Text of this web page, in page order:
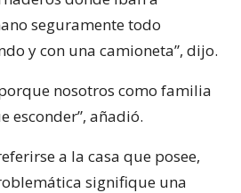
seguramente todo
y con una camioneta”, dijo.
nosotros como familia
esconder”, añadió.
a la casa que posee,
signifique una